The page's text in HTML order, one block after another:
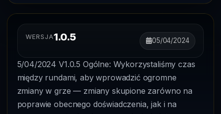
WERSJA1.0.5 05/04/2024
5/04/2024 V1.0.5 Ogólne: Wykorzystaliśmy czas
między rundami, aby wprowadzić ogromne
zmiany w grze — zmiany skupione zarówno na
poprawie obecnego doświadczenia, jak i na